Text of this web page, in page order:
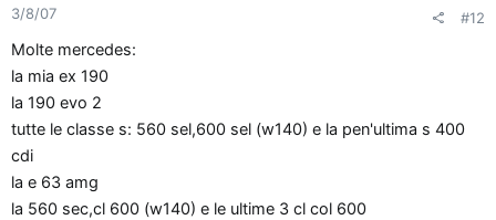
3/8/07 #12
Molte mercedes:
la mia ex 190
la 190 evo 2
tutte le classe s: 560 sel,600 sel (w140) e la pen'ultima s 400
cdi
la e 63 amg
la 560 sec,cl 600 (w140) e le ultime 3 cl col 600